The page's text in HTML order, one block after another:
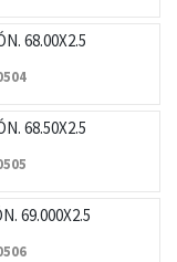
68.00X2.5
68.50X2.5
69.000X2.5